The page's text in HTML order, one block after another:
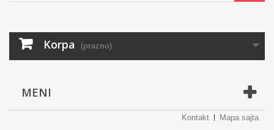
Korpa (prazno)
MENI
Kontakt Mapa sajta